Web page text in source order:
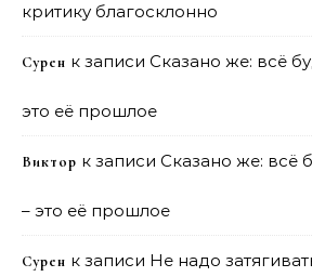
критику благосклонно
Сурен к записи Сказано же: всё
это её прошлое
Виктор к записи Сказано же: всё
– это её прошлое
Сурен к записи Не надо